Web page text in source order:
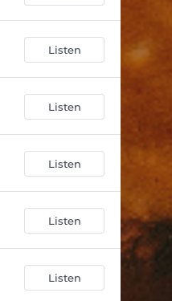
Listen
Listen
Listen
Listen
Listen